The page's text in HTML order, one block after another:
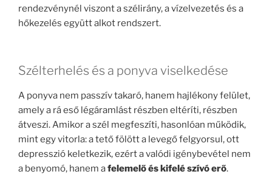
rendezvénynél viszont a szélirány, a vízelvezetés és a
hőkezelés együtt alkot rendszert.
Szélterhelés és a ponyva viselkedése
A ponyva nem passzív takaró, hanem hajlékony felület,
amely a rá eső légáramlást részben eltéríti, részben
átveszi. Amikor a szél megfeszíti, hasonlóan működik,
mint egy vitorla: a tető fölött a levegő felgyorsul, ott
depresszió keletkezik, ezért a valódi igénybevétel nem
a benyomó, hanem afelemelő és kifelé szívó erő.